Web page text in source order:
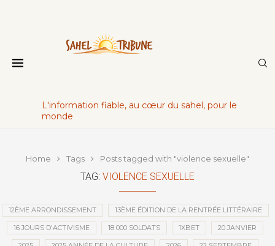
L'information fiable, au cœur du sahel, pour le
monde
Home Tags Posts tagged with "violence sexuelle"
TAG: VIOLENCE SEXUELLE
12ÈME ARRONDISSEMENT 13ÈME ÉDITION DE LA RENTRÉE LITTÉRAIRE
16 JOURS D'ACTIVISME 18 000 SOLDATS 1XBET 20 JANVIER